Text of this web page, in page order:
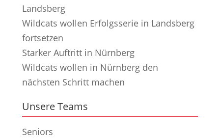
Landsberg
Wildcats wollen Erfolgsserie in Landsberg
fortsetzen
Starker Auftritt in Nürnberg
Wildcats wollen in Nürnberg den
nächsten Schritt machen
Unsere Teams
Seniors